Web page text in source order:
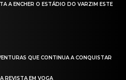
A ENCHER O ESTÁDIO DO VARZIM ESTE
QUE CONTINUA A CONQUISTAR
REVISTA EM VOGA